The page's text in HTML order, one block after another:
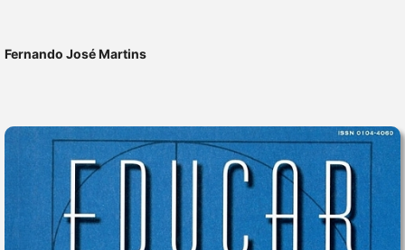
Fernando José Martins